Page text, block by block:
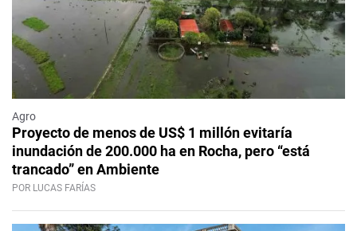
Agro
Proyecto de menos de US$ 1 millón evitaría
inundación de 200.000 ha en Rocha, pero “está
trancado” en Ambiente
POR LUCAS FARÍAS